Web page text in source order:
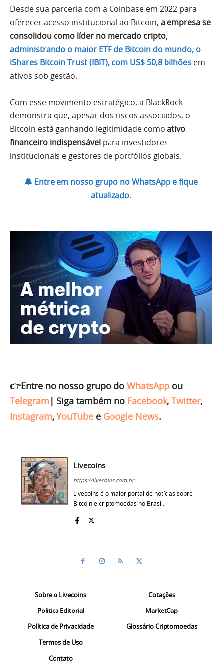
Desde sua parceria com a Coinbase em 2022 para
oferecer acesso institucional ao Bitcoin, a empresa se
consolidou como líder no mercado cripto,
administrando o maior ETF de Bitcoin do mundo, o
iShares Bitcoin Trust (IBIT), com US$ 50,8 bilhões em
ativos sob gestão.
Com esse movimento estratégico, a BlackRock
demonstra que, apesar dos riscos associados, o
Bitcoin está ganhando legitimidade como ativo
financeiro indispensável para investidores
institucionais e gestores de portfólios globais.
🔔 Entre em nosso grupo no WhatsApp e fique
atualizado.
👉Entre no nosso grupo do WhatsApp ou
Telegram | Siga também no Facebook, Twitter,
Instagram, YouTube e Google News.
Livecoins
https://livecoins.com.br
Livecoins é o maior portal de notícias sobre
Bitcoin e criptomoedas no Brasil.
Sobre o Livecoins
Politica Editorial
Política de Privacidade
Termos de Uso
Contato
Cotações
MarketCap
Glossário Criptomoedas